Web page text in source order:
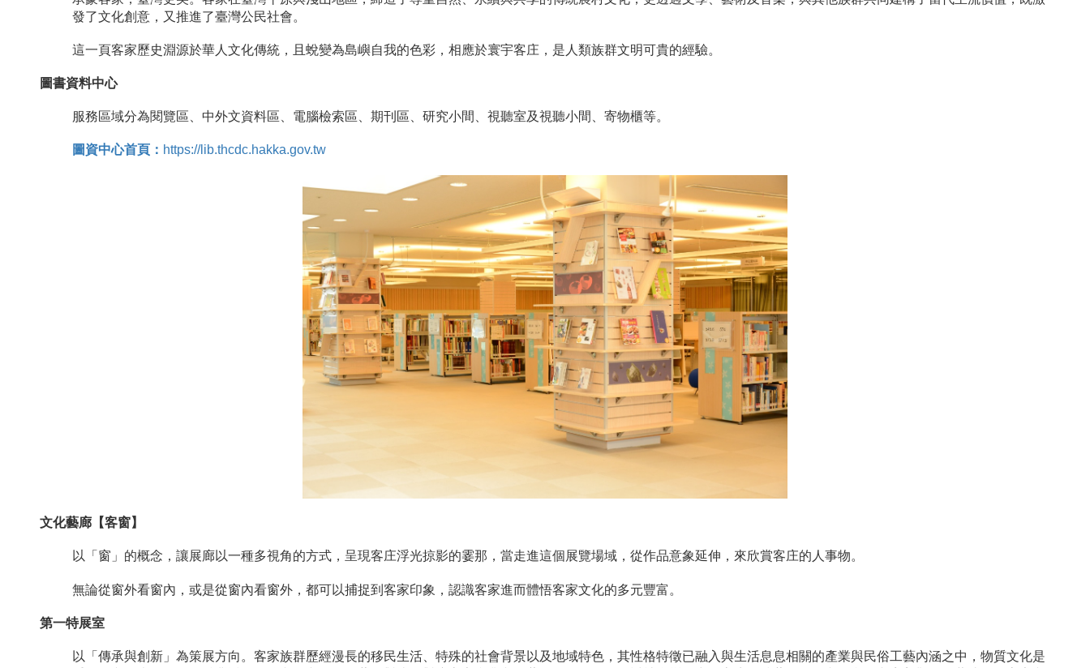
發了文化創意，又推進了臺灣公民社會。
這一頁客家歷史淵源於華人文化傳統，且蛻變為島嶼自我的色彩，相應於寰宇客庄，是人類族群文明可貴的經驗。
圖書資料中心
服務區域分為閱覽區、中外文資料區、電腦檢索區、期刊區、研究小間、視聽室及視聽小間、寄物櫃等。
圖資中心首頁： https://lib.thcdc.hakka.gov.tw
文化藝廊【客窗】
以「窗」的概念，讓展廊以一種多視角的方式，呈現客庄浮光掠影的霎那，當走進這個展覽場域，從作品意象延伸，來欣賞客庄的人事物。
無論從窗外看窗內，或是從窗內看窗外，都可以捕捉到客家印象，認識客家進而體悟客家文化的多元豐富。
第一特展室
以「傳承與創新」為策展方向。客家族群歷經漫長的移民生活、特殊的社會背景以及地域特色，其性格特徵已融入與生活息息相關的產業與民俗工藝內涵之中，物質文化是